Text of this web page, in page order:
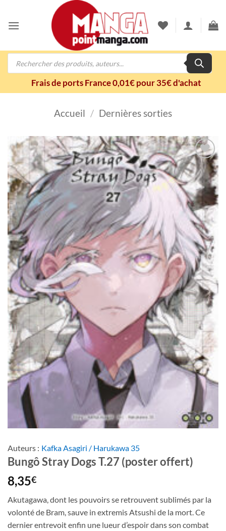
contenu
Recherche
Frais de ports France 0,01€ pour 35€ d'achat
Accueil / Dernières sorties
Ajouter
à la
wishlist
Auteurs : Kafka Asagiri / Harukawa 35
Bungô Stray Dogs T.27 (poster offert)
8,35€
Akutagawa, dont les pouvoirs se retrouvent sublimés par la
volonté de Bram, sauve in extremis Atsushi de la mort. Ce
dernier entrevoit enfin une lueur d’espoir dans son combat